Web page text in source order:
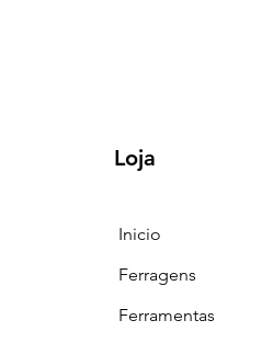
Loja
Inicio
Ferragens
Ferramentas